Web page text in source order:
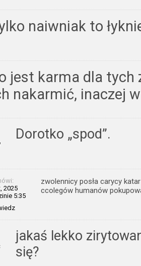
naiwniak to
jest karma dla tych
nakarmić, inaczej
Dorotko „spod”.
2025
5:35
zwolennicy posła carycy
ccolegów humanów
jakaś lekko
się?